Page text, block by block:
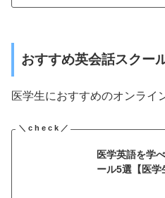
おすすめ英会話スクー
医学生におすすめのオンライ
医学英語を学
ール5選【医学